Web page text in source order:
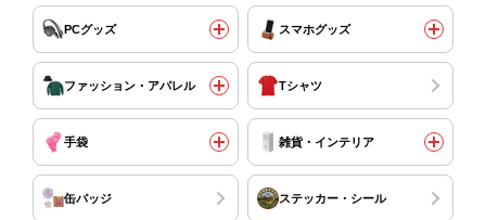
PCグッズ スマホグッズ
ファッション・アパレル Tシャツ
手袋 雑貨・インテリア
缶バッジ ステッカー・シール